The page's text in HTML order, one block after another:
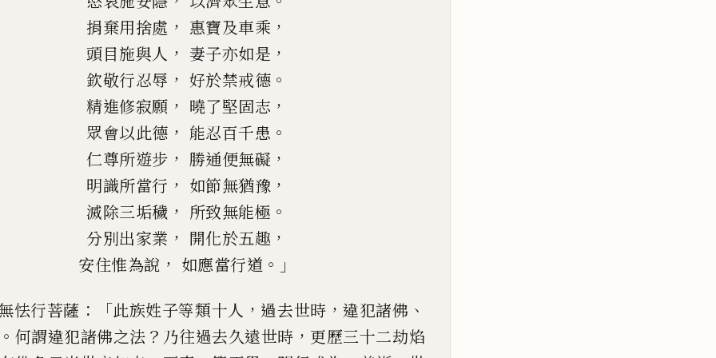
捐棄用捨處 ， 惠寶及車乘 ，
頭目施與人 ， 妻子亦如是 ，
欽敬行忍辱 ， 好於禁戒德 。
精進修寂願 ， 曉了堅固志 ，
眾會以此德 ， 能忍百千患 。
仁尊所遊步 ， 勝通便無礙 ，
明識所當行 ， 如節無猶豫 ，
滅除三垢穢 ， 所致無能極 。
分別出家業 ， 開化於五趣 ，
安住惟為說 ， 如應當行道 。」
怯行菩薩 ：「此族姓子等類十人 ， 過去世時 ，違犯諸佛 、
何謂違犯諸佛之法 ？ 乃往過去久遠世時 ， 更歷三十二劫焰